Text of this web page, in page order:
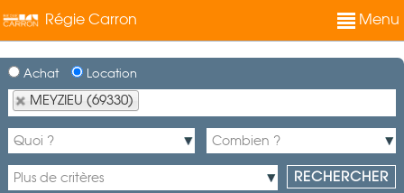
Régie Carron Menu
Achat Location
MEYZIEU (69330)